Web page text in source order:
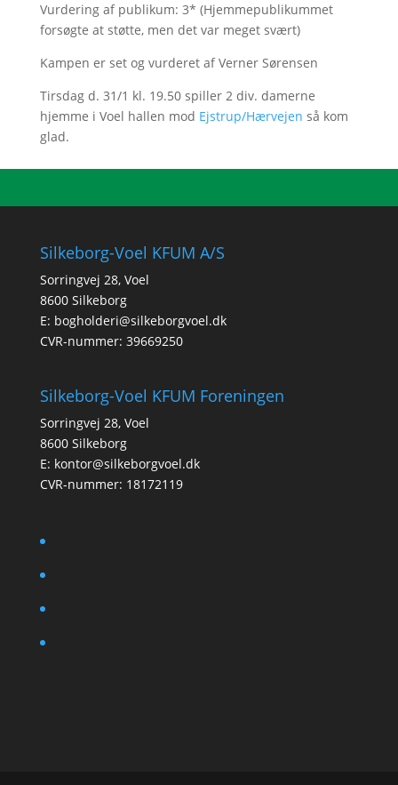
Vurdering af publikum: 3* (Hjemmepublikummet
forsøgte at støtte, men det var meget svært)
Kampen er set og vurderet af Verner Sørensen
Tirsdag d. 31/1 kl. 19.50 spiller 2 div. damerne
hjemme i Voel hallen mod Ejstrup/Hærvejen så kom
glad.
Silkeborg-Voel KFUM A/S
Sorringvej 28, Voel
8600 Silkeborg
E: bogholderi@silkeborgvoel.dk
CVR-nummer: 39669250
Silkeborg-Voel KFUM Foreningen
Sorringvej 28, Voel
8600 Silkeborg
E: kontor@silkeborgvoel.dk
CVR-nummer: 18172119